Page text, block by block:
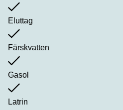
Eluttag
Färskvatten
Gasol
Latrin